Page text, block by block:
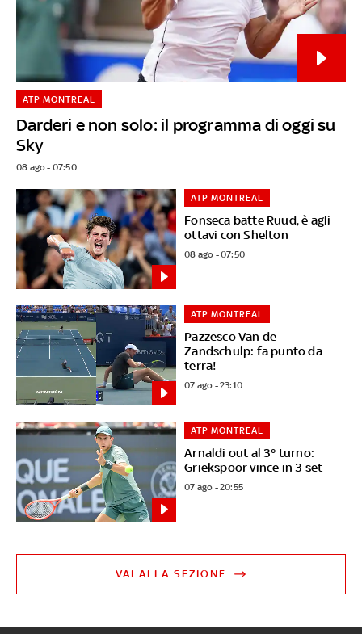
Darderi e non solo: il programma di oggi su
Sky
ATP MONTREAL
08 ago - 07:50
Fonseca batte Ruud, è agli
ottavi con Shelton
ATP MONTREAL
08 ago - 07:50
Pazzesco Van de
Zandschulp: fa punto da
terra!
ATP MONTREAL
07 ago - 23:10
Arnaldi out al 3° turno:
Griekspoor vince in 3 set
ATP MONTREAL
07 ago - 20:55
VAI ALLA SEZIONE